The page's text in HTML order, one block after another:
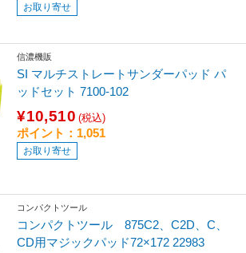
お取り寄せ
信濃機販
SI マルチストレートサンダーパッド パ
ッドセット 7100-102
¥10,510 (税込)
ポイント：1,051
お取り寄せ
コンパクトツール
コンパクトツール 875C2、C2D、C、
CD用マジックパッド72×172 22983